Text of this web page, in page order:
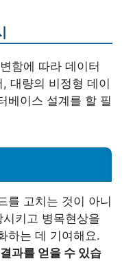
함에 따라 데이터
대량의 비정형 데이
베이스 설계를 할 필
를 고치는 것이 아니
키고 병목현상을
하는 데 기여해요.
과를 얻을 수 있습